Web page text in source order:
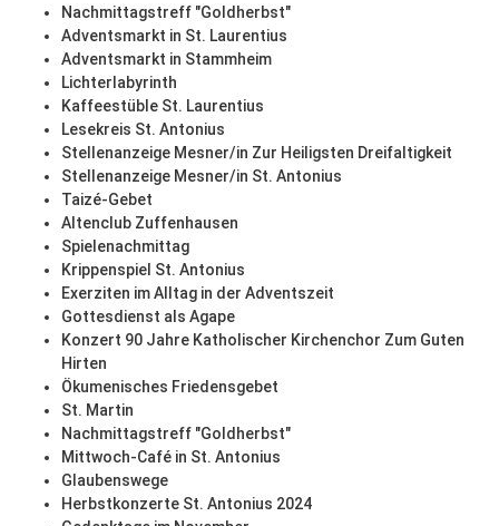
Nachmittagstreff "Goldherbst"
Adventsmarkt in St. Laurentius
Adventsmarkt in Stammheim
Lichterlabyrinth
Kaffeestüble St. Laurentius
Lesekreis St. Antonius
Stellenanzeige Mesner/in Zur Heiligsten Dreifaltigkeit
Stellenanzeige Mesner/in St. Antonius
Taizé-Gebet
Altenclub Zuffenhausen
Spielenachmittag
Krippenspiel St. Antonius
Exerziten im Alltag in der Adventszeit
Gottesdienst als Agape
Konzert 90 Jahre Katholischer Kirchenchor Zum Guten
Hirten
Ökumenisches Friedensgebet
St. Martin
Nachmittagstreff "Goldherbst"
Mittwoch-Café in St. Antonius
Glaubenswege
Herbstkonzerte St. Antonius 2024